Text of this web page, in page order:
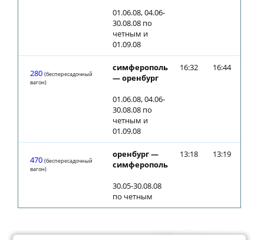
01.06.08, 04.06-
30.08.08 по
четным и
01.09.08
280 (беспересадочный
вагон)
симферополь
— оренбург
01.06.08, 04.06-
30.08.08 по
четным и
01.09.08
16:32 16:44
470 (беспересадочный
вагон)
оренбург —
симферополь
30.05-30.08.08
по четным
13:18 13:19